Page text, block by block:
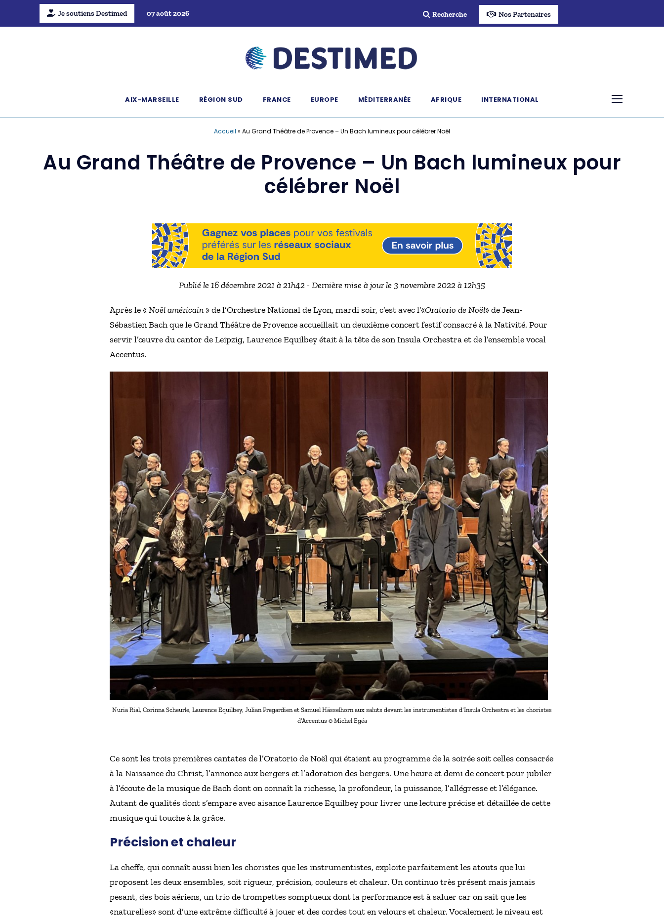
Je soutiens Destimed 07 août 2026 Recherche Nos Partenaires
AIX-MARSEILLE RÉGION SUD FRANCE EUROPE MÉDITERRANÉE AFRIQUE INTERNATIONAL
Accueil » Au Grand Théâtre de Provence – Un Bach lumineux pour célébrer Noël
Au Grand Théâtre de Provence – Un Bach lumineux pour
célébrer Noël
Publié le 16 décembre 2021 à 21h42 - Dernière mise à jour le 3 novembre 2022 à 12h35
Après le « Noël américain » de l’Orchestre National de Lyon, mardi soir, c’est avec l’«Oratorio de Noël» de Jean-
Sébastien Bach que le Grand Théâtre de Provence accueillait un deuxième concert festif consacré à la Nativité. Pour
servir l’œuvre du cantor de Leipzig, Laurence Equilbey était à la tête de son Insula Orchestra et de l’ensemble vocal
Accentus.
Nuria Rial, Corinna Scheurle, Laurence Equilbey, Julian Pregardien et Samuel Hässelhorn aux saluts devant les instrumentistes d’Insula Orchestra et les choristes
d’Accentus © Michel Egéa
Ce sont les trois premières cantates de l’Oratorio de Noël qui étaient au programme de la soirée soit celles consacrée
à la Naissance du Christ, l’annonce aux bergers et l’adoration des bergers. Une heure et demi de concert pour jubiler
à l’écoute de la musique de Bach dont on connaît la richesse, la profondeur, la puissance, l’allégresse et l’élégance.
Autant de qualités dont s’empare avec aisance Laurence Equilbey pour livrer une lecture précise et détaillée de cette
musique qui touche à la grâce.
Précision et chaleur
La cheffe, qui connaît aussi bien les choristes que les instrumentistes, exploite parfaitement les atouts que lui
proposent les deux ensembles, soit rigueur, précision, couleurs et chaleur. Un continuo très présent mais jamais
pesant, des bois aériens, un trio de trompettes somptueux dont la performance est à saluer car on sait que les
«naturelles» sont d’une extrême difficulté à jouer et des cordes tout en velours et chaleur. Vocalement le niveau est